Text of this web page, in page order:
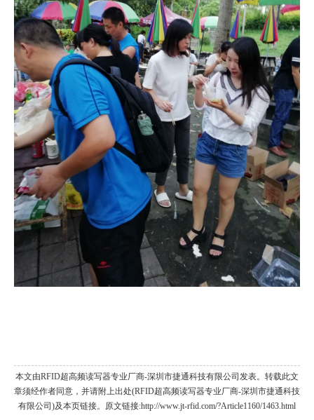
本文由RFID超高频读写器专业厂商-深圳市捷通科技有限公司发表。转载此文
章须经作者同意，并请附上出处(RFID超高频读写器专业厂商-深圳市捷通科技
有限公司)及本页链接。原文链接:http://www.jt-rfid.com/?Article1160/1463.html